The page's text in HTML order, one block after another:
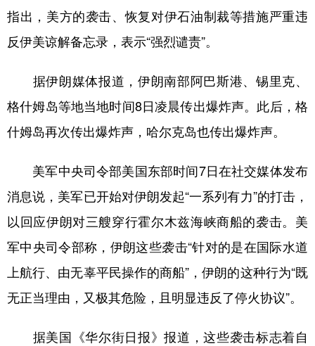
公益 一带一路 亚太网 上市公司
文化产业
地方频道
北京 天津 河北 山西
浙江 安徽 福建 江西
山东 河南 湖北 湖南
广东 广西 海南 重庆
四川 贵州 云南 西藏
陕西 甘肃 青海 宁夏
新疆 内蒙古 黑龙江
指出，美方的袭击、恢复对伊石油制裁等措施严重违
反伊美谅解备忘录，表示“强烈谴责”。
据伊朗媒体报道，伊朗南部阿巴斯港、锡里克、
格什姆岛等地当地时间8日凌晨传出爆炸声。此后，格
什姆岛再次传出爆炸声，哈尔克岛也传出爆炸声。
美军中央司令部美国东部时间7日在社交媒体发布
消息说，美军已开始对伊朗发起“一系列有力”的打击，
以回应伊朗对三艘穿行霍尔木兹海峡商船的袭击。美
军中央司令部称，伊朗这些袭击“针对的是在国际水道
上航行、由无辜平民操作的商船”，伊朗的这种行为“既
无正当理由，又极其危险，且明显违反了停火协议”。
据美国《华尔街日报》报道，这些袭击标志着自